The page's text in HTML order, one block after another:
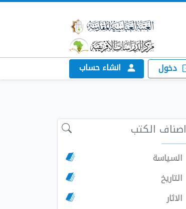
دخول انشاء حساب
اصناف الكتب
السياسة
التاريخ
الاثار